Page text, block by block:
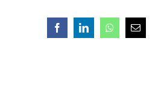
FacebookLinkedInWhatsappEmail